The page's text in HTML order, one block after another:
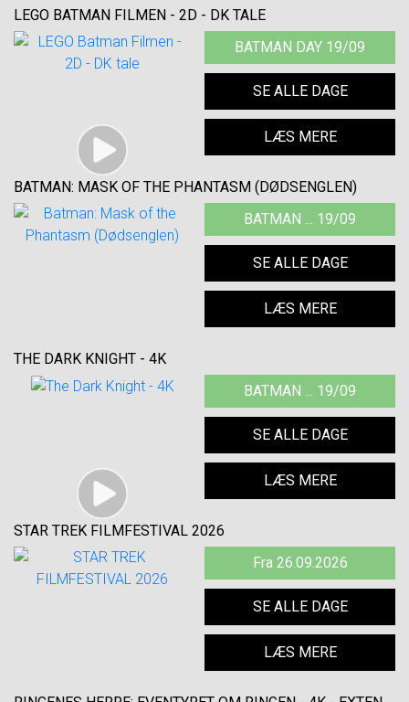
LEGO BATMAN FILMEN - 2D - DK TALE
BATMAN DAY 19/09
SE ALLE DAGE
LÆS MERE
BATMAN: MASK OF THE PHANTASM (DØDSENGLEN)
BATMAN ... 19/09
SE ALLE DAGE
LÆS MERE
THE DARK KNIGHT - 4K
BATMAN ... 19/09
SE ALLE DAGE
LÆS MERE
STAR TREK FILMFESTIVAL 2026
Fra 26.09.2026
SE ALLE DAGE
LÆS MERE